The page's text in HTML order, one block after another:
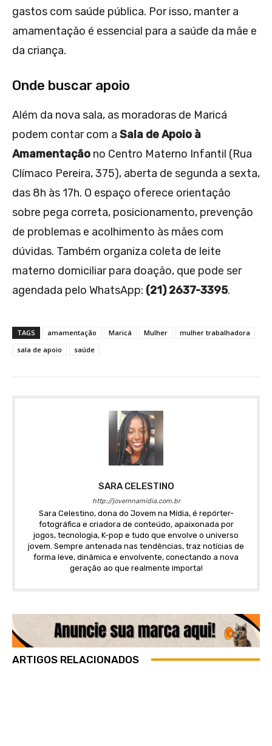
gastos com saúde pública. Por isso, manter a
amamentação é essencial para a saúde da mãe e
da criança.
Onde buscar apoio
Além da nova sala, as moradoras de Maricá
podem contar com a Sala de Apoio à
Amamentação no Centro Materno Infantil (Rua
Clímaco Pereira, 375), aberta de segunda a sexta,
das 8h às 17h. O espaço oferece orientação
sobre pega correta, posicionamento, prevenção
de problemas e acolhimento às mães com
dúvidas. Também organiza coleta de leite
materno domiciliar para doação, que pode ser
agendada pelo WhatsApp: (21) 2637-3395.
TAGS amamentação Maricá Mulher
mulher trabalhadora
sala de apoio
saúde
SARA CELESTINO
http://jovemnamidia.com.br
Sara Celestino, dona do Jovem na Mídia, é repórter-
fotográfica e criadora de conteúdo, apaixonada por
jogos, tecnologia, K-pop e tudo que envolve o universo
jovem. Sempre antenada nas tendências, traz notícias de
forma leve, dinâmica e envolvente, conectando a nova
geração ao que realmente importa!
ARTIGOS RELACIONADOS